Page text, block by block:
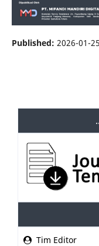
Published: 2026-01-25
Tim Editor